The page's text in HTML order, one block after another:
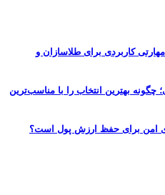
برای طلاسازان و
انتخاب را با مناسب‌ترین
حفظ ارزش پول است؟